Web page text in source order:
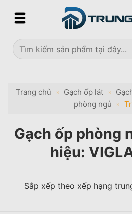
Tìm
kiếm:
Trang chủ » Gạch ốp lát »
phòng ngủ »
Gạch ốp phòng
hiệu: